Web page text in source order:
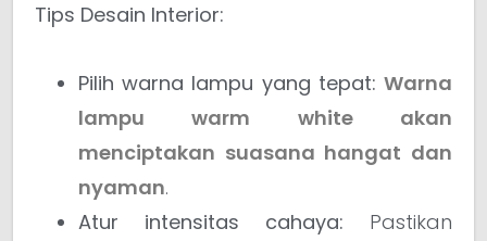
Tips Desain Interior:
Pilih warna lampu yang tepat: Warna
lampu warm white akan
menciptakan suasana hangat dan
nyaman.
Atur intensitas cahaya: Pastikan